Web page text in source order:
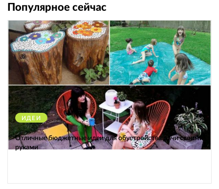
Популярное сейчас
ИДЕИ 38282
Отличные бюджетные идеи для обустройства дачи своими
руками